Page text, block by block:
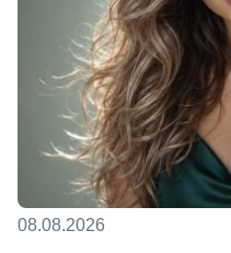
08.08.2026